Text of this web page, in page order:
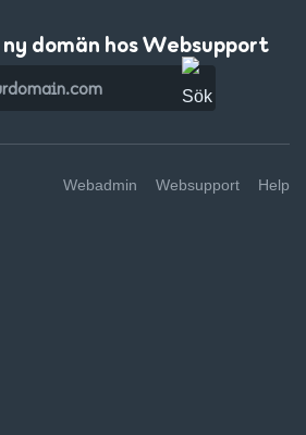
domän hos Websupport
Webadmin Websupport Help